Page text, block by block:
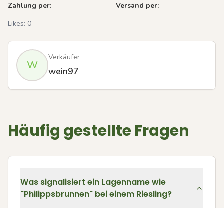
Zahlung per:
Versand per:
Likes: 0
W
Verkäufer
wein97
Häufig gestellte Fragen
Was signalisiert ein Lagenname wie
"Philippsbrunnen" bei einem Riesling?